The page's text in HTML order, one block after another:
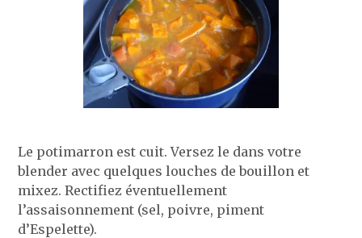
Le potimarron est cuit. Versez le dans votre
blender avec quelques louches de bouillon et
mixez. Rectifiez éventuellement
l’assaisonnement (sel, poivre, piment
d’Espelette).